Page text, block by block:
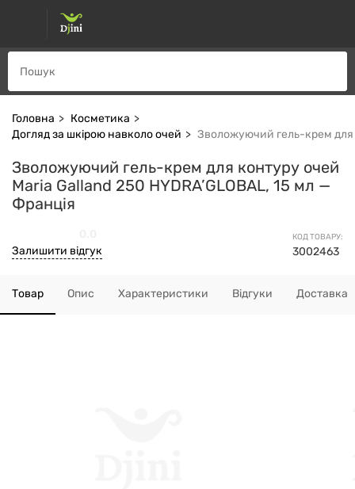
Головна
Косметика
Догляд за шкірою навколо очей
Зволожуючий гель-крем для
Зволожуючий гель-крем для контуру очей
Maria Galland 250 HYDRA’GLOBAL, 15 мл —
Франція
КОД ТОВАРУ:
3002463
Залишити відгук
Товар Опис Характеристики Відгуки Доставка